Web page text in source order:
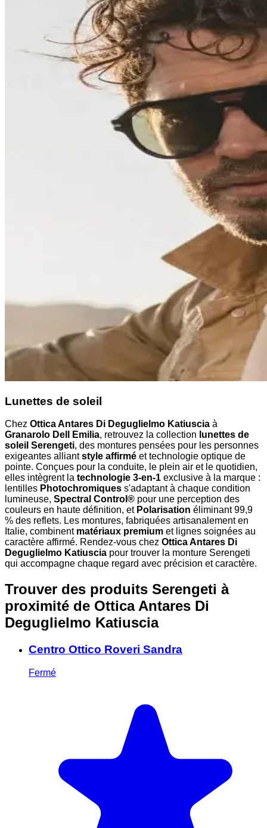
Lunettes de soleil
Chez Ottica Antares Di Deguglielmo Katiuscia à
Granarolo Dell Emilia, retrouvez la collection lunettes de
soleil Serengeti, des montures pensées pour les personnes
exigeantes alliantstyle affirmé et technologie optique de
pointe. Conçues pour la conduite, le plein air et le quotidien,
elles intègrent la technologie 3-en-1 exclusive à la marque :
lentilles Photochromiques s'adaptant à chaque condition
lumineuse, Spectral Control® pour une perception des
couleurs en haute définition, et Polarisation éliminant 99,9
% des reflets. Les montures, fabriquées artisanalement en
Italie, combinent matériaux premium et lignes soignées au
caractère affirmé. Rendez-vous chez Ottica Antares Di
Deguglielmo Katiuscia pour trouver la monture Serengeti
qui accompagne chaque regard avec précision et caractère.
Trouver des produits Serengeti à
proximité de Ottica Antares Di
Deguglielmo Katiuscia
Centro Ottico Roveri Sandra
Fermé